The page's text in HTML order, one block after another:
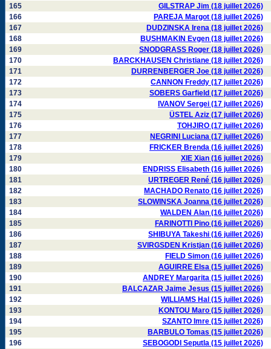
165
GILSTRAP Jim (18 juillet 2026)
166
PAREJA Margot (18 juillet 2026)
167
DUDZINSKA Irena (18 juillet 2026)
168
BUSHMAKIN Evgen (18 juillet 2026)
169
SNODGRASS Roger (18 juillet 2026)
170
BARCKHAUSEN Christiane (18 juillet 2026)
171
DURRENBERGER Joe (18 juillet 2026)
172
CANNON Freddy (17 juillet 2026)
173
SOBERS Garfield (17 juillet 2026)
174
IVANOV Sergei (17 juillet 2026)
175
ÜSTEL Aziz (17 juillet 2026)
176
TOHJIRO (17 juillet 2026)
177
NEGRINI Luciana (17 juillet 2026)
178
FRICKER Brenda (16 juillet 2026)
179
XIE Xian (16 juillet 2026)
180
ENDRISS Elisabeth (16 juillet 2026)
181
URTREGER René (16 juillet 2026)
182
MACHADO Renato (16 juillet 2026)
183
SLOWINSKA Joanna (16 juillet 2026)
184
WALDEN Alan (16 juillet 2026)
185
FARINOTTI Pino (16 juillet 2026)
186
SHIBUYA Takeshi (16 juillet 2026)
187
SVIRGSDEN Kristjan (16 juillet 2026)
188
FIELD Simon (16 juillet 2026)
189
AGUIRRE Elsa (15 juillet 2026)
190
ANDREY Margarita (15 juillet 2026)
191
BALCAZAR Jaime Jesus (15 juillet 2026)
192
WILLIAMS Hal (15 juillet 2026)
193
KONTOU Maro (15 juillet 2026)
194
SZANTO Imre (15 juillet 2026)
195
BARBULO Tomas (15 juillet 2026)
196
SEBOGODI Seputla (15 juillet 2026)